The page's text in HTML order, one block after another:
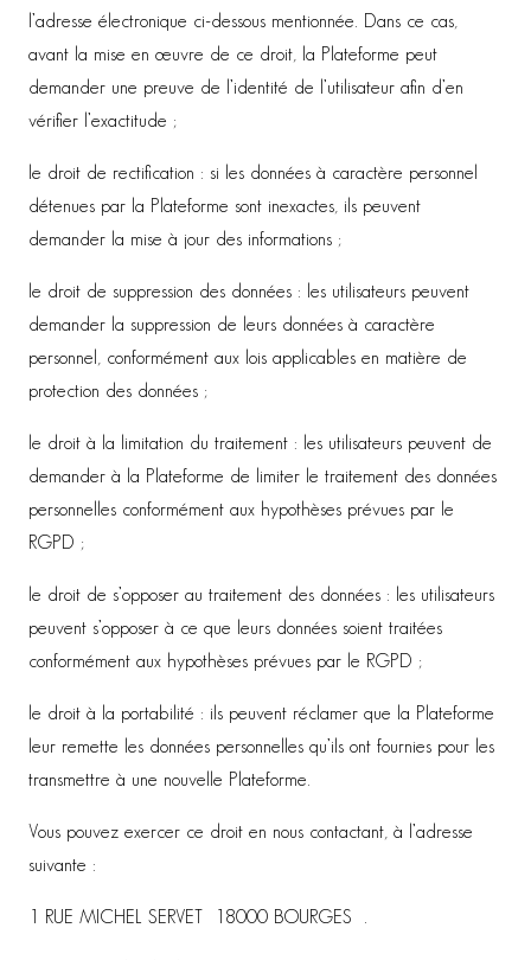
l’adresse électronique ci-dessous mentionnée. Dans ce cas,
avant la mise en œuvre de ce droit, la Plateforme peut
demander une preuve de l’identité de l’utilisateur afin d’en
vérifier l’exactitude ;
le droit de rectification : si les données à caractère personnel
détenues par la Plateforme sont inexactes, ils peuvent
demander la mise à jour des informations ;
le droit de suppression des données : les utilisateurs peuvent
demander la suppression de leurs données à caractère
personnel, conformément aux lois applicables en matière de
protection des données ;
le droit à la limitation du traitement : les utilisateurs peuvent de
demander à la Plateforme de limiter le traitement des données
personnelles conformément aux hypothèses prévues par le
RGPD ;
le droit de s’opposer au traitement des données : les utilisateurs
peuvent s’opposer à ce que leurs données soient traitées
conformément aux hypothèses prévues par le RGPD ;
le droit à la portabilité : ils peuvent réclamer que la Plateforme
leur remette les données personnelles qu’ils ont fournies pour les
transmettre à une nouvelle Plateforme.
Vous pouvez exercer ce droit en nous contactant, à l’adresse
suivante :
1 RUE MICHEL SERVET 18000 BOURGES .
♡